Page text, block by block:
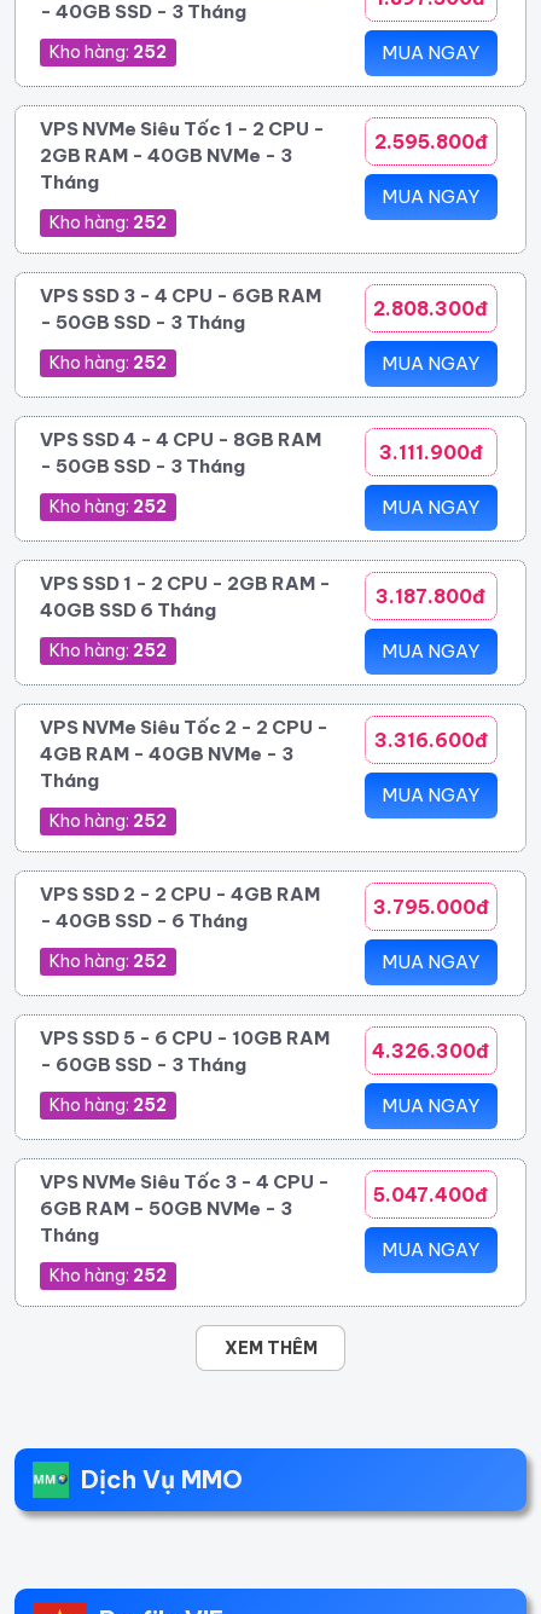
- 40GB SSD - 3 Tháng
Kho hàng: 252 MUA NGAY
VPS NVMe Siêu Tốc 1 - 2 CPU -
2GB RAM - 40GB NVMe - 3
Tháng
Kho hàng: 252
2.595.800đ
MUA NGAY
VPS SSD 3 - 4 CPU - 6GB RAM
- 50GB SSD - 3 Tháng
Kho hàng: 252
2.808.300đ
MUA NGAY
VPS SSD 4 - 4 CPU - 8GB RAM
- 50GB SSD - 3 Tháng
Kho hàng: 252
3.111.900đ
MUA NGAY
VPS SSD 1 - 2 CPU - 2GB RAM -
40GB SSD 6 Tháng
Kho hàng: 252
3.187.800đ
MUA NGAY
VPS NVMe Siêu Tốc 2 - 2 CPU -
4GB RAM - 40GB NVMe - 3
Tháng
Kho hàng: 252
3.316.600đ
MUA NGAY
VPS SSD 2 - 2 CPU - 4GB RAM
- 40GB SSD - 6 Tháng
Kho hàng: 252
3.795.000đ
MUA NGAY
VPS SSD 5 - 6 CPU - 10GB RAM
- 60GB SSD - 3 Tháng
Kho hàng: 252
4.326.300đ
MUA NGAY
VPS NVMe Siêu Tốc 3 - 4 CPU -
6GB RAM - 50GB NVMe - 3
Tháng
Kho hàng: 252
5.047.400đ
MUA NGAY
XEM THÊM
Dịch Vụ MMO